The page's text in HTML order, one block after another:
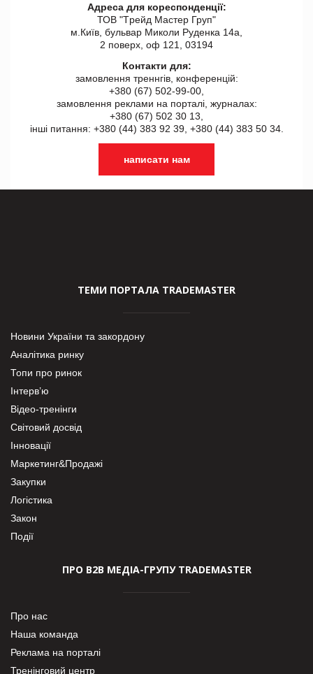
Адреса для кореспонденції:
ТОВ "Tрейд Мастер Груп"
м.Київ, бульвар Миколи Руденка 14а,
2 поверх, оф 121, 03194
Контакти для:
замовлення треннгів, конференцій:
+380 (67) 502-99-00,
замовлення реклами на порталі, журналах:
+380 (67) 502 30 13,
інші питання: +380 (44) 383 92 39, +380 (44) 383 50 34.
написати нам
ТЕМИ ПОРТАЛА TRADEMASTER
Новини України та закордону
Аналітика ринку
Топи про ринок
Інтерв’ю
Відео-тренінги
Світовий досвід
Інновації
Маркетинг&Продажі
Закупки
Логістика
Закон
Події
ПРО В2В МЕДІА-ГРУПУ TRADEMASTER
Про нас
Наша команда
Реклама на порталі
Тренінговий центр